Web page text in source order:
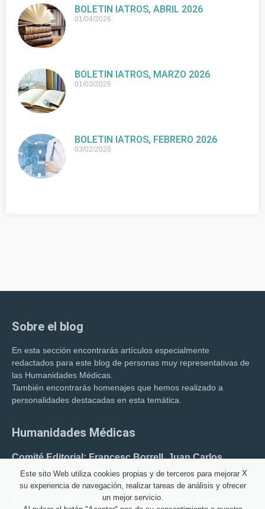
BOLETIN IATROS, ABRIL 2026
01/04/2026
BOLETIN IATROS, MARZO 2026
01/03/2026
BOLETIN IATROS, FEBRERO 2026
03/02/2026
Sobre el blog
En esta sección encontrarás artículos especialmente
redactados para este blog de personas muy representativas de
las Humanidades Médicas.
También encontrarás homenajes que hemos realizado a
personalidades destacadas en esta temática.
Humanidades Médicas
Comité Editorial: Francesc Borrell. Juan Carlos
Hernández Clemente.
Director del blog: F. Borrell Carrió.
Secretario de Redacción: Juan Medrano Albeniz.
X
Este sito Web utiliza cookies propias y de terceros para mejorar
su experiencia de navegación, realizar tareas de análisis y ofrecer
un mejor servicio.